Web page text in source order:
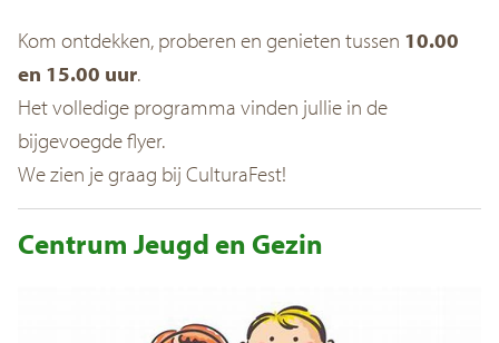
Kom ontdekken, proberen en genieten tussen 10.00
en 15.00 uur.
Het volledige programma vinden jullie in de
bijgevoegde flyer.
We zien je graag bij CulturaFest!
Centrum Jeugd en Gezin